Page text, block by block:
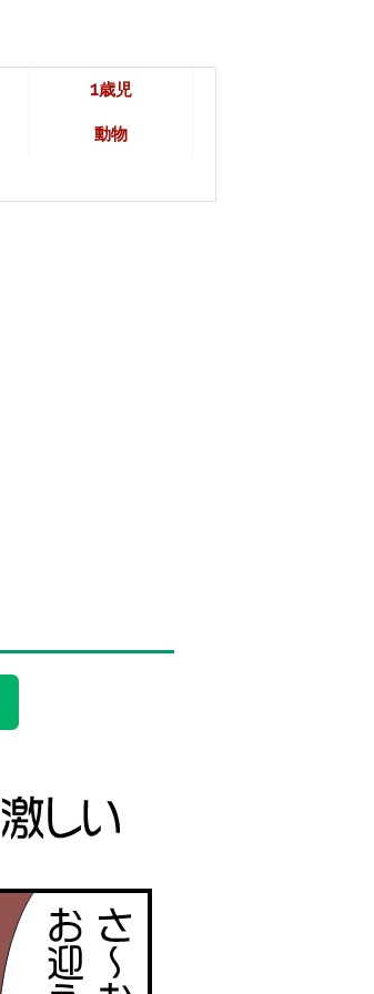
1歳児
動物